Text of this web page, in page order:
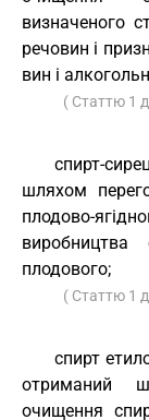
визначеного
речовин і
вин і
( Статтю 1
спирт-
шляхом
плодово-
виробництва
плодового;
( Статтю 1
спирт
отриманий
очищення